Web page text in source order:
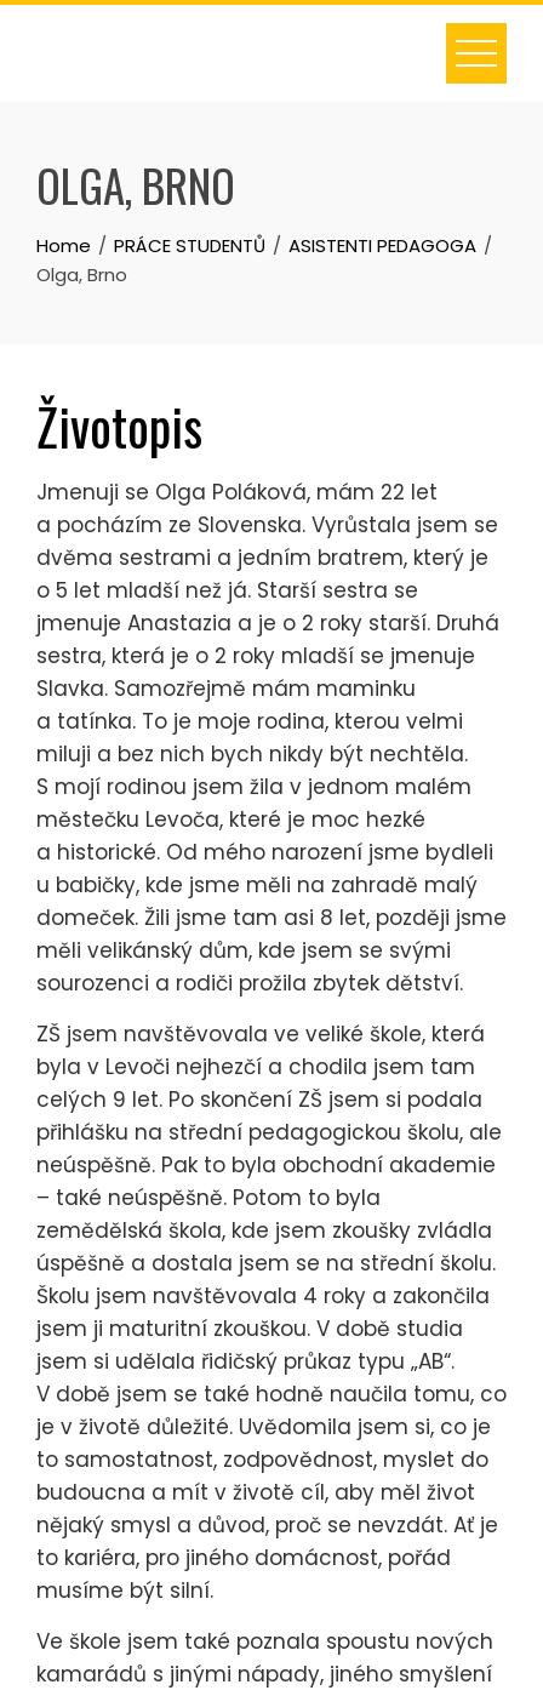
Skip
OLGA, BRNO
Home PRÁCE STUDENTŮ
ASISTENTI PEDAGOGA
Olga, Brno
Životopis
Jmenuji se Olga Poláková, mám 22 let
a pocházím ze Slovenska. Vyrůstala jsem se
dvěma sestrami a jedním bratrem, který je
o 5 let mladší než já. Starší sestra se
jmenuje Anastazia a je o 2 roky starší. Druhá
sestra, která je o 2 roky mladší se jmenuje
Slavka. Samozřejmě mám maminku
a tatínka. To je moje rodina, kterou velmi
miluji a bez nich bych nikdy být nechtěla.
S mojí rodinou jsem žila v jednom malém
městečku Levoča, které je moc hezké
a historické. Od mého narození jsme bydleli
u babičky, kde jsme měli na zahradě malý
domeček. Žili jsme tam asi 8 let, později jsme
měli velikánský dům, kde jsem se svými
sourozenci a rodiči prožila zbytek dětství.
ZŠ jsem navštěvovala ve veliké škole, která
byla v Levoči nejhezčí a chodila jsem tam
celých 9 let. Po skončení ZŠ jsem si podala
přihlášku na střední pedagogickou školu, ale
neúspěšně. Pak to byla obchodní akademie
– také neúspěšně. Potom to byla
zemědělská škola, kde jsem zkoušky zvládla
úspěšně a dostala jsem se na střední školu.
Školu jsem navštěvovala 4 roky a zakončila
jsem ji maturitní zkouškou. V době studia
jsem si udělala řidičský průkaz typu „AB“.
V době jsem se také hodně naučila tomu, co
je v životě důležité. Uvědomila jsem si, co je
to samostatnost, zodpovědnost, myslet do
budoucna a mít v životě cíl, aby měl život
nějaký smysl a důvod, proč se nevzdát. Ať je
to kariéra, pro jiného domácnost, pořád
musíme být silní.
Ve škole jsem také poznala spoustu nových
kamarádů s jinými nápady, jiného smyšlení